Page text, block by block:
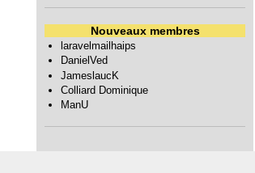
Nouveaux membres
laravelmailhaips
DanielVed
JameslaucK
Colliard Dominique
ManU